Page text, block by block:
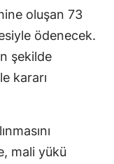
oluşan 73
ödenecek.
şekilde
kararı
mali yükü